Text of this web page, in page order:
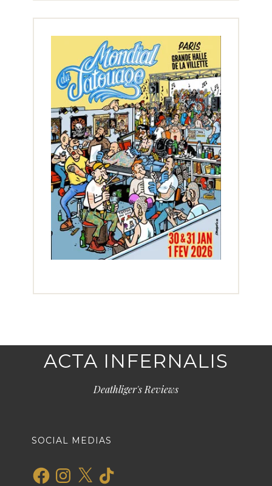
ACTA INFERNALIS
Deathliger's Reviews
SOCIAL MEDIAS
FacebookInstagram
X TikTok